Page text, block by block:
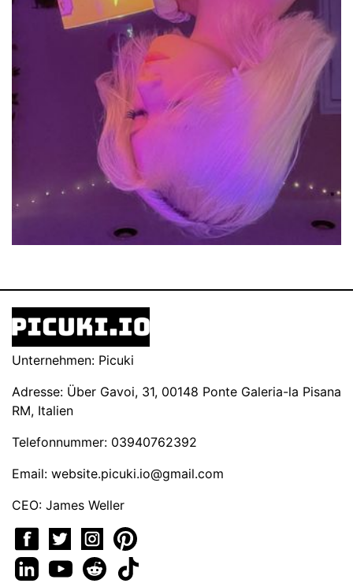
Unternehmen: Picuki
Adresse: Über Gavoi, 31, 00148 Ponte Galeria-la Pisana
RM, Italien
Telefonnummer: 03940762392
Email: website.picuki.io@gmail.com
CEO: James Weller